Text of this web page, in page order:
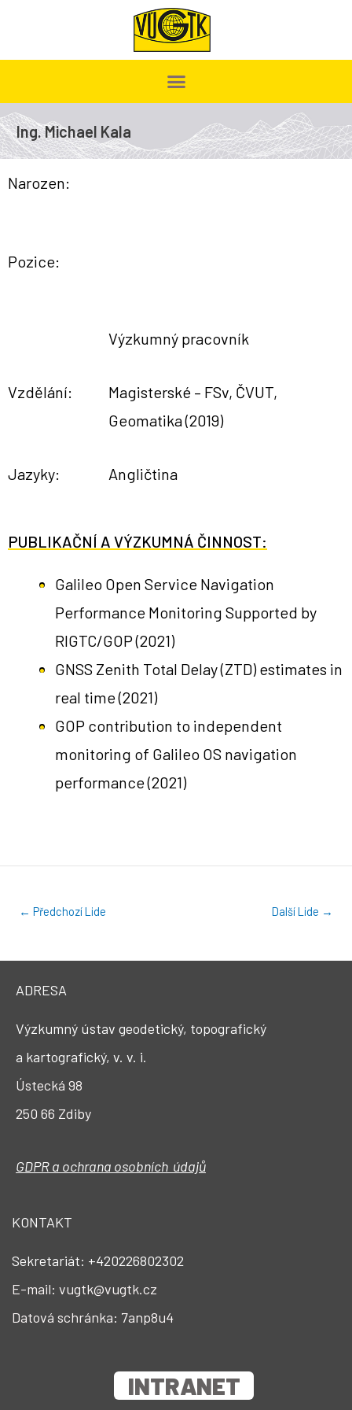
Ing. Michael Kala
Narozen:
Pozice:
Výzkumný pracovník
Vzdělání:
Magisterské – FSv, ČVUT,
Geomatika (2019)
Jazyky: Angličtina
PUBLIKAČNÍ A VÝZKUMNÁ ČINNOST:
Galileo Open Service Navigation
Performance Monitoring Supported by
RIGTC/GOP(2021)
GNSS Zenith Total Delay (ZTD) estimates in
real time(2021)
GOP contribution to independent
monitoring of Galileo OS navigation
performance(2021)
← Předchozí Lide Další Lide →
ADRESA
Výzkumný ústav geodetický, topografický
a kartografický, v. v. i.
Ústecká 98
250 66 Zdiby
GDPR a ochrana osobních údajů
KONTAKT
Sekretariát: +420226802302
E-mail: vugtk@vugtk.cz
Datová schránka: 7anp8u4
INTRANET